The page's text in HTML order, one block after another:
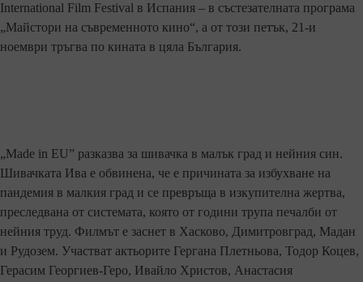
International Film Festival в Испания – в състезателната програма
„Майстори на съвременното кино“, а от този петък, 21-и
ноември тръгва по кината в цяла България.
„Made in EU” разказва за шивачка в малък град и нейния син.
Шивачката Ива е обвинена, че е причината за избухване на
пандемия в малкия град и се превръща в изкупителна жертва,
преследвана от системата, която от години трупа печалби от
нейния труд. Филмът е заснет в Хасково, Димитровград, Мадан
и Рудозем. Участват актьорите Гергана Плетньова, Тодор Коцев,
Герасим Георгиев-Геро, Ивайло Христов, Анастасия